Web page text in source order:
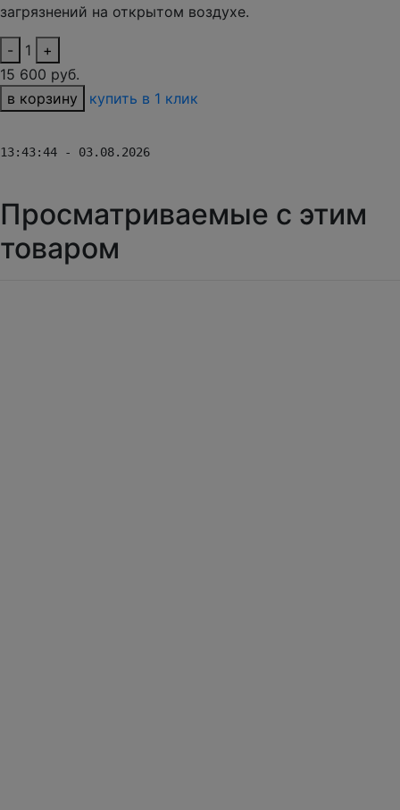
загрязнений на открытом воздухе.
- 1
+
15 600 руб.
в корзину
купить в 1 клик
13:43:44 - 03.08.2026
Просматриваемые с этим
товаром